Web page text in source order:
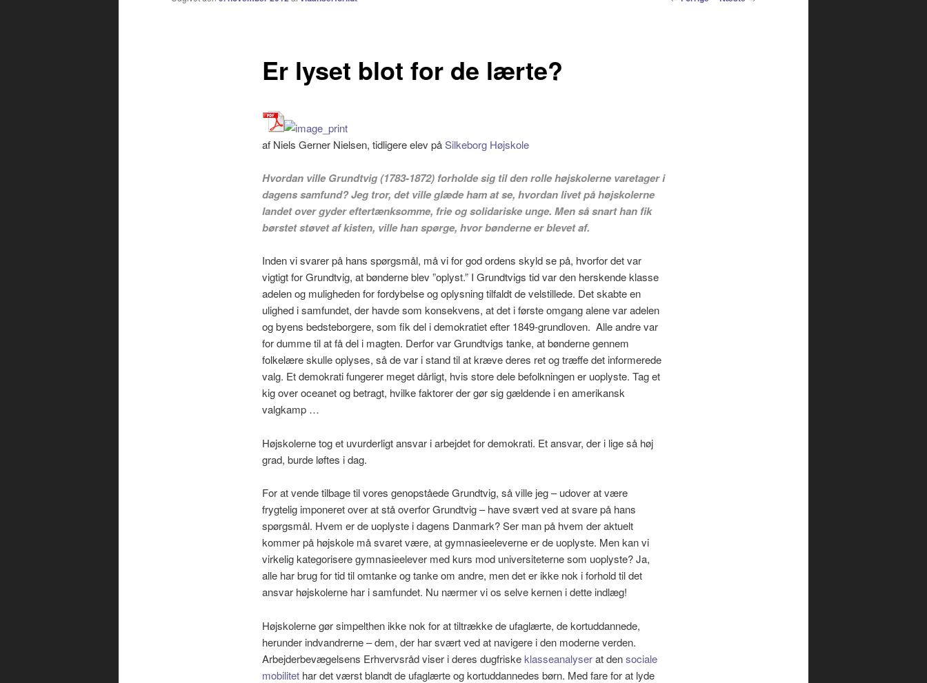
Er lyset blot for de lærte?
af Niels Gerner Nielsen, tidligere elev påSilkeborg Højskole
Hvordan ville Grundtvig(1783-1872) forholde sig til den rolle højskolerne varetager i
dagens samfund? Jeg tror, det ville glæde ham at se, hvordan livet på højskolerne
landet over gyder eftertænksomme, frie og solidariske unge. Men så snart han fik
børstet støvet af kisten, ville han spørge, hvor bønderne er blevet af.
Inden vi svarer på hans spørgsmål, må vi for god ordens skyld se på, hvorfor det var
vigtigt for Grundtvig, at bønderne blev ”oplyst.” I Grundtvigs tid var den herskende klasse
adelen og muligheden for fordybelse og oplysning tilfaldt de velstillede. Det skabte en
ulighed i samfundet, der havde som konsekvens, at det i første omgang alene var adelen
og byens bedsteborgere, som fik del i demokratiet efter 1849-grundloven. Alle andre var
for dumme til at få del i magten. Derfor var Grundtvigs tanke, at bønderne gennem
folkelære skulle oplyses, så de var i stand til at kræve deres ret og træffe det informerede
valg. Et demokrati fungerer meget dårligt, hvis store dele befolkningen er uoplyste. Tag et
kig over oceanet og betragt, hvilke faktorer der gør sig gældende i en amerikansk
valgkamp …
Højskolerne tog et uvurderligt ansvar i arbejdet for demokrati. Et ansvar, der i lige så høj
grad, burde løftes i dag.
For at vende tilbage til vores genopståede Grundtvig, så ville jeg – udover at være
frygtelig imponeret over at stå overfor Grundtvig – have svært ved at svare på hans
spørgsmål. Hvem er de uoplyste i dagens Danmark? Ser man på hvem der aktuelt
kommer på højskole må svaret være, at gymnasieeleverne er de uoplyste. Men kan vi
virkelig kategorisere gymnasieelever med kurs mod universiteterne som uoplyste? Ja,
alle har brug for tid til omtanke og tanke om andre, men det er ikke nok i forhold til det
ansvar højskolerne har i samfundet. Nu nærmer vi os selve kernen i dette indlæg!
Højskolerne gør simpelthen ikke nok for at tiltrække de ufaglærte, de kortuddannede,
herunder indvandrerne – dem, der har svært ved at navigere i den moderne verden.
Arbejderbevægelsens Erhvervsråd viser i deres dugfriske klasseanalyserat densociale
mobilitethar det værst blandt de ufaglærte og kortuddannedes børn. Med fare for at lyde